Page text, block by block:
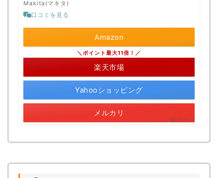
Makita(マキタ)
口コミを見る
Amazon
＼ポイント最大11倍！／
楽天市場
Yahooショッピング
メルカリ
ポチップ